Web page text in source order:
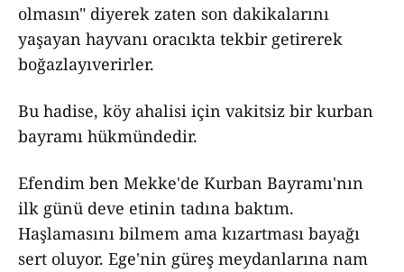
olmasın" diyerek zaten son dakikalarını
yaşayan hayvanı oracıkta tekbir getirerek
boğazlayıverirler.
Bu hadise, köy ahalisi için vakitsiz bir kurban
bayramı hükmündedir.
Efendim ben Mekke'de Kurban Bayramı'nın
ilk günü deve etinin tadına baktım.
Haşlamasını bilmem ama kızartması bayağı
sert oluyor. Ege'nin güreş meydanlarına nam